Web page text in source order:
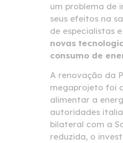
um problema de
seus efeitos na
de especialistas
novas
consumo de
A renovação da
megaprojeto foi
alimentar a
autoridades
bilateral com a
reduzida, o